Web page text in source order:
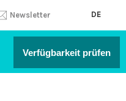
DE
Newsletter
Verfügbarkeit prüfen